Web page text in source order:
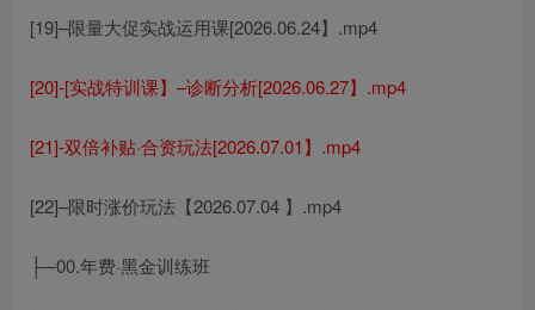
[19]–限量大促实战运用课[2026.06.24】.mp4
[20]-[实战特训课】–诊断分析[2026.06.27】.mp4
[21]-双倍补贴·合资玩法[2026.07.01】.mp4
[22]–限时涨价玩法【2026.07.04 】.mp4
├─00.年费·黑金训练班